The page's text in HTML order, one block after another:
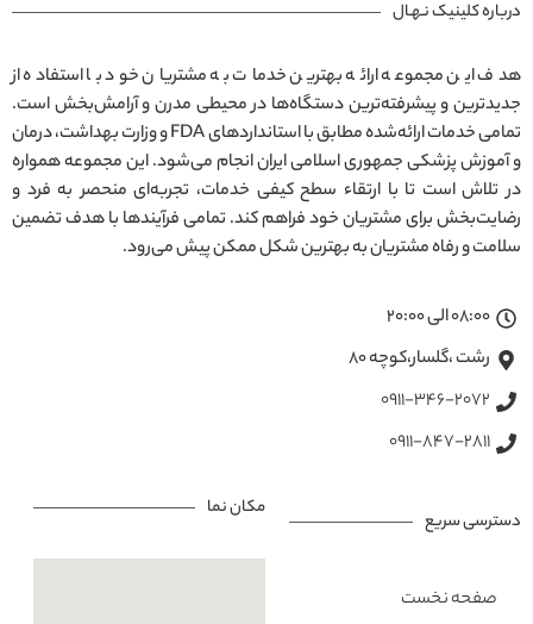
درباره کلینیک نـهـال
هدف این مجموعه ارائه بهترین خدمات به مشتریان خود با استفاده از
جدیدترین و پیشرفته‌ترین دستگاه‌ها در محیطی مدرن و آرامش‌بخش است.
تمامی خدمات ارائه‌شده مطابق با استانداردهای FDA و وزارت بهداشت، درمان
و آموزش پزشکی جمهوری اسلامی ایران انجام می‌شود. این مجموعه همواره
در تلاش است تا با ارتقاء سطح کیفی خدمات، تجربه‌ای منحصر به فرد و
رضایت‌بخش برای مشتریان خود فراهم کند. تمامی فرآیندها با هدف تضمین
سلامت و رفاه مشتریان به بهترین شکل ممکن پیش می‌رود.
08:00 الی 20:00
رشت ،گلسار،کوچه ۸۰
0911-346-2072
0911-847-2811
دسترسی سریع
صفحه نخست
مکان نما